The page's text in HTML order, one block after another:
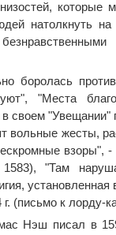
которые
натолкнуть
боролась
"Места
своем "Увещании"
вольные жесты,
взоры", -
1583), "Там
(письмо к лорду-
Нэш писал в